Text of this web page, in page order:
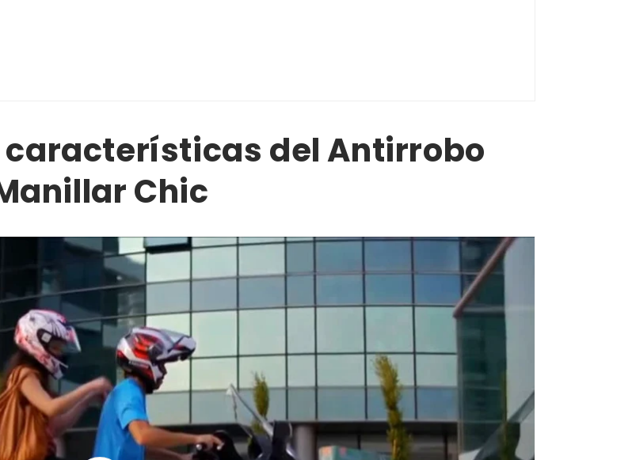
características del Antirrobo
Chic